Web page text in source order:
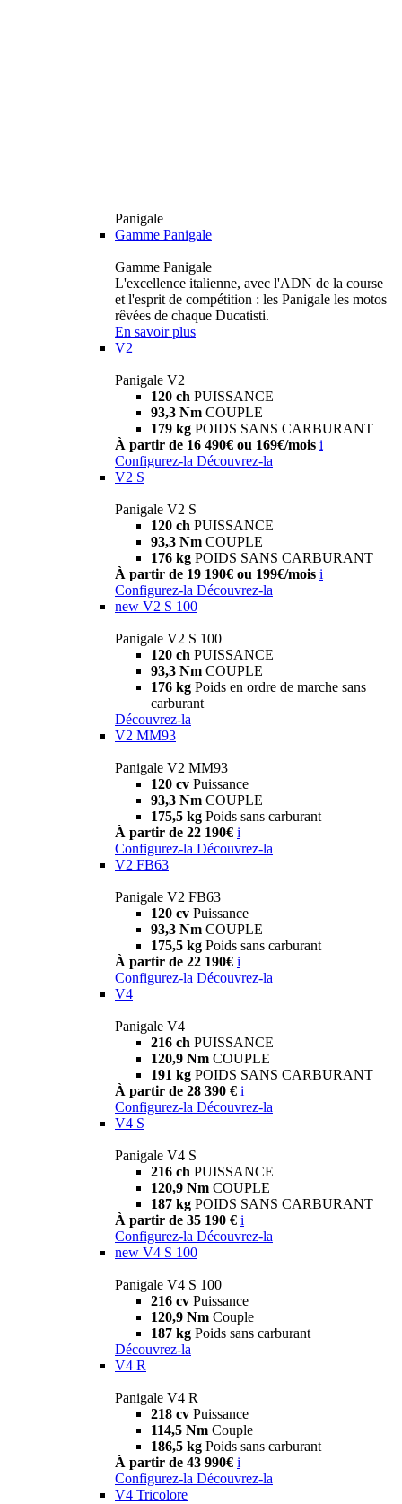
Panigale
Gamme Panigale
Gamme Panigale
L'excellence italienne, avec l'ADN de la course
et l'esprit de compétition : les Panigale les motos
rêvées de chaque Ducatisti.
En savoir plus
V2
Panigale V2
120 ch PUISSANCE
93,3 Nm COUPLE
179 kg POIDS SANS CARBURANT
À partir de 16 490€ ou 169€/mois i
Configurez-la Découvrez-la
V2 S
Panigale V2 S
120 ch PUISSANCE
93,3 Nm COUPLE
176 kg POIDS SANS CARBURANT
À partir de 19 190€ ou 199€/mois i
Configurez-la Découvrez-la
new V2 S 100
Panigale V2 S 100
120 ch PUISSANCE
93,3 Nm COUPLE
176 kg Poids en ordre de marche sans
carburant
Découvrez-la
V2 MM93
Panigale V2 MM93
120 cv Puissance
93,3 Nm COUPLE
175,5 kg Poids sans carburant
À partir de 22 190€ i
Configurez-la Découvrez-la
V2 FB63
Panigale V2 FB63
120 cv Puissance
93,3 Nm COUPLE
175,5 kg Poids sans carburant
À partir de 22 190€ i
Configurez-la Découvrez-la
V4
Panigale V4
216 ch PUISSANCE
120,9 Nm COUPLE
191 kg POIDS SANS CARBURANT
À partir de 28 390 € i
Configurez-la Découvrez-la
V4 S
Panigale V4 S
216 ch PUISSANCE
120,9 Nm COUPLE
187 kg POIDS SANS CARBURANT
À partir de 35 190 € i
Configurez-la Découvrez-la
new V4 S 100
Panigale V4 S 100
216 cv Puissance
120,9 Nm Couple
187 kg Poids sans carburant
Découvrez-la
V4 R
Panigale V4 R
218 cv Puissance
114,5 Nm Couple
186,5 kg Poids sans carburant
À partir de 43 990€ i
Configurez-la Découvrez-la
V4 Tricolore